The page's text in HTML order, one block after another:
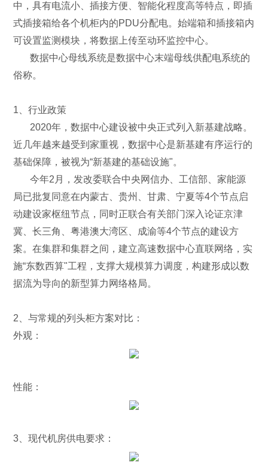
中，具有电流小、插接方便、智能化程度高等特点，即插
式插接箱给各个机柜内的PDU分配电。始端箱和插接箱内
可设置监测模块，将数据上传至动环监控中心。
数据中心母线系统是数据中心末端母线供配电系统的
俗称。
1、行业政策
2020年，数据中心建设被中央正式列入新基建战略。
近几年越来越受到家重视，数据中心是新基建有序运行的
基础保障，被视为“新基建的基础设施"。
今年2月，发改委联合中央网信办、工信部、家能源
局已批复同意在内蒙古、贵州、甘肃、宁夏等4个节点启
动建设家枢纽节点，同时正联合有关部门深入论证京津
冀、长三角、粤港澳大湾区、成渝等4个节点的建设方
案。在集群和集群之间，建立高速数据中心直联网络，实
施“东数西算"工程，支撑大规模算力调度，构建形成以数
据流为导向的新型算力网络格局。
2、与常规的列头柜方案对比：
外观：
性能：
3、现代机房供电要求：